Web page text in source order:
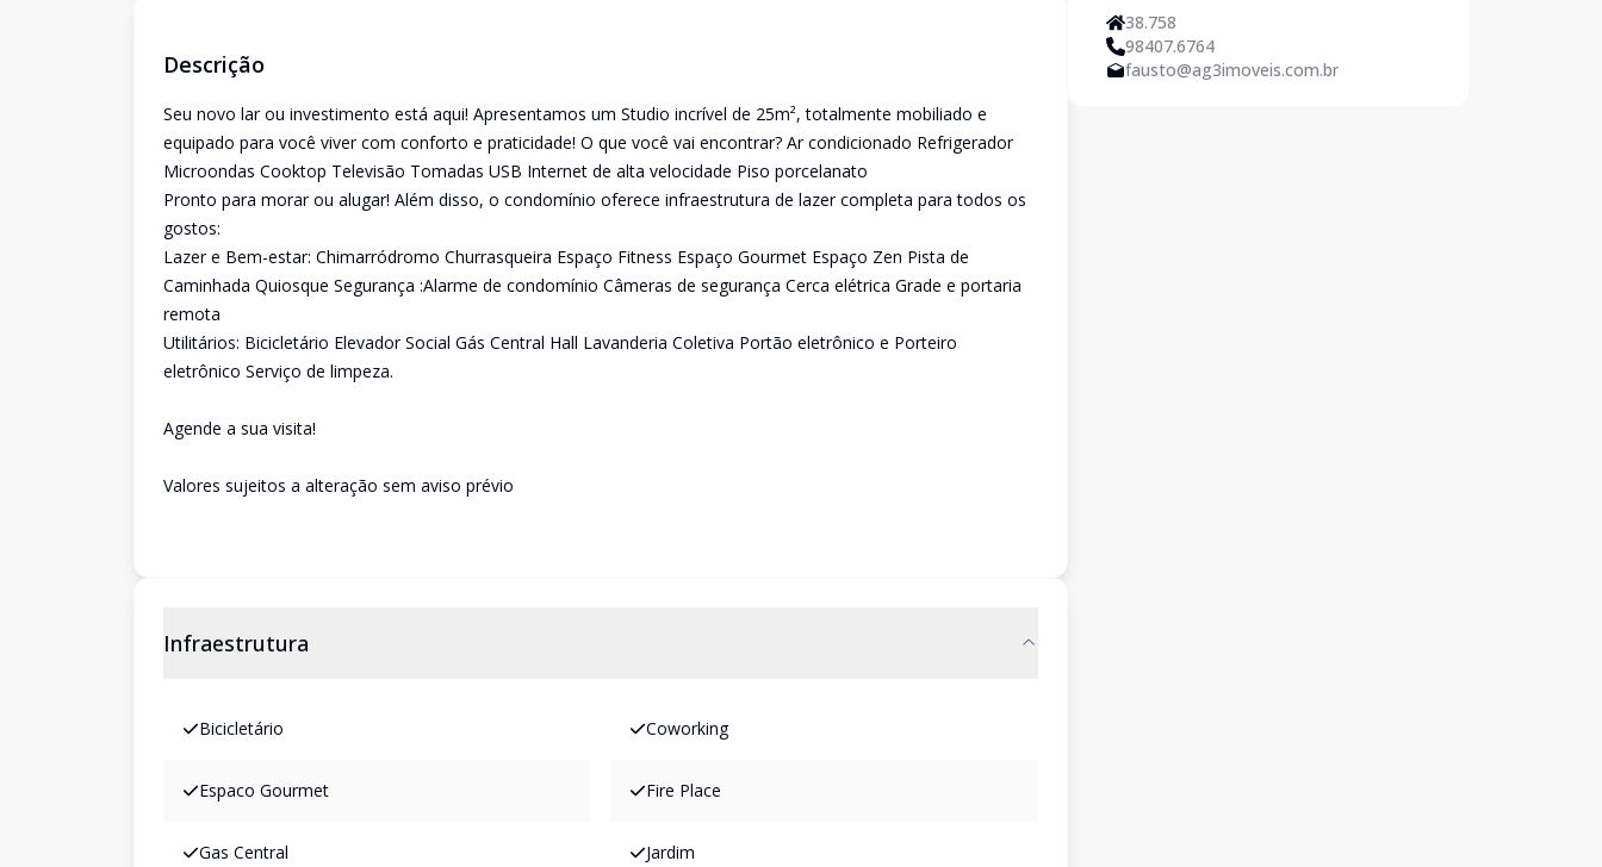
Descrição
Seu novo lar ou investimento está aqui! Apresentamos um Studio incrível de 25m², totalmente mobiliado e
equipado para você viver com conforto e praticidade! O que você vai encontrar? Ar condicionado Refrigerador
Microondas Cooktop Televisão Tomadas USB Internet de alta velocidade Piso porcelanato
Pronto para morar ou alugar! Além disso, o condomínio oferece infraestrutura de lazer completa para todos os
gostos:
Lazer e Bem-estar: Chimarródromo Churrasqueira Espaço Fitness Espaço Gourmet Espaço Zen Pista de
Caminhada Quiosque Segurança :Alarme de condomínio Câmeras de segurança Cerca elétrica Grade e portaria
remota
Utilitários: Bicicletário Elevador Social Gás Central Hall Lavanderia Coletiva Portão eletrônico e Porteiro
eletrônico Serviço de limpeza.
Agende a sua visita!
Valores sujeitos a alteração sem aviso prévio
Infraestrutura
Bicicletário Coworking
Espaco Gourmet Fire Place
Gas Central Jardim
38.758
98407.6764
fausto@ag3imoveis.com.br